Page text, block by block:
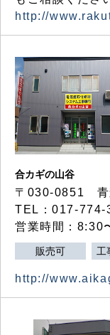
http://
合カギの山谷
〒030-0851 青
TEL：017-774-
営業時間：8:30
販売可 工
http://